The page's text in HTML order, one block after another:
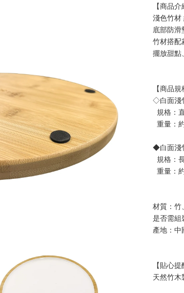
【商品介
淺色竹材
底部防滑
竹材搭配
擺放甜點
【商品規
◇白面淺
規格：
重量：
◆白面淺
規格：
重量：
材質：竹
是否需組
產地：中
【貼心提
天然竹木